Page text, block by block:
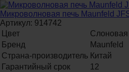
Микроволновая печь Maunfeld
Артикул: 914742
Цвет
Слоновая
Бренд
Maunfeld
Страна-производитель Китай
Гарантийный срок
12